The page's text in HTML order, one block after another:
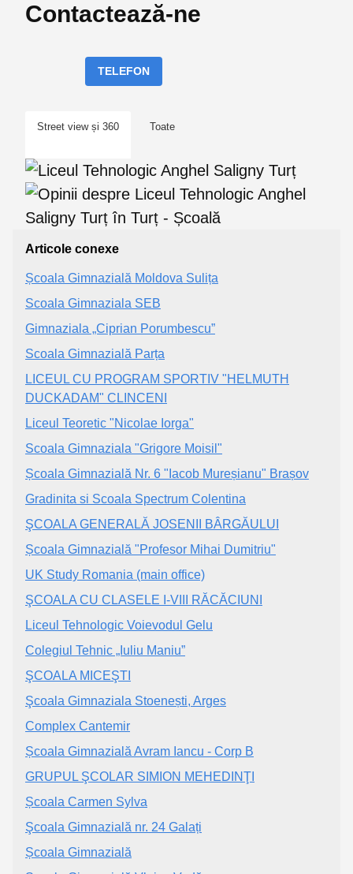
Contactează-ne
TELEFON
Street view și 360 Toate
Articole conexe
Școala Gimnazială Moldova Sulița
Scoala Gimnaziala SEB
Gimnaziala „Ciprian Porumbescu”
Scoala Gimnazială Parța
LICEUL CU PROGRAM SPORTIV "HELMUTH
DUCKADAM" CLINCENI
Liceul Teoretic "Nicolae Iorga"
Scoala Gimnaziala "Grigore Moisil"
Școala Gimnazială Nr. 6 "Iacob Mureșianu" Brașov
Gradinita si Scoala Spectrum Colentina
ŞCOALA GENERALĂ JOSENII BÂRGĂULUI
Școala Gimnazială "Profesor Mihai Dumitriu"
UK Study Romania (main office)
ŞCOALA CU CLASELE I-VIII RĂCĂCIUNI
Liceul Tehnologic Voievodul Gelu
Colegiul Tehnic „Iuliu Maniu”
ŞCOALA MICEŞTI
Şcoala Gimnaziala Stoenești, Arges
Complex Cantemir
Școala Gimnazială Avram Iancu - Corp B
GRUPUL ŞCOLAR SIMION MEHEDINŢI
Școala Carmen Sylva
Şcoala Gimnazială nr. 24 Galați
Școala Gimnazială